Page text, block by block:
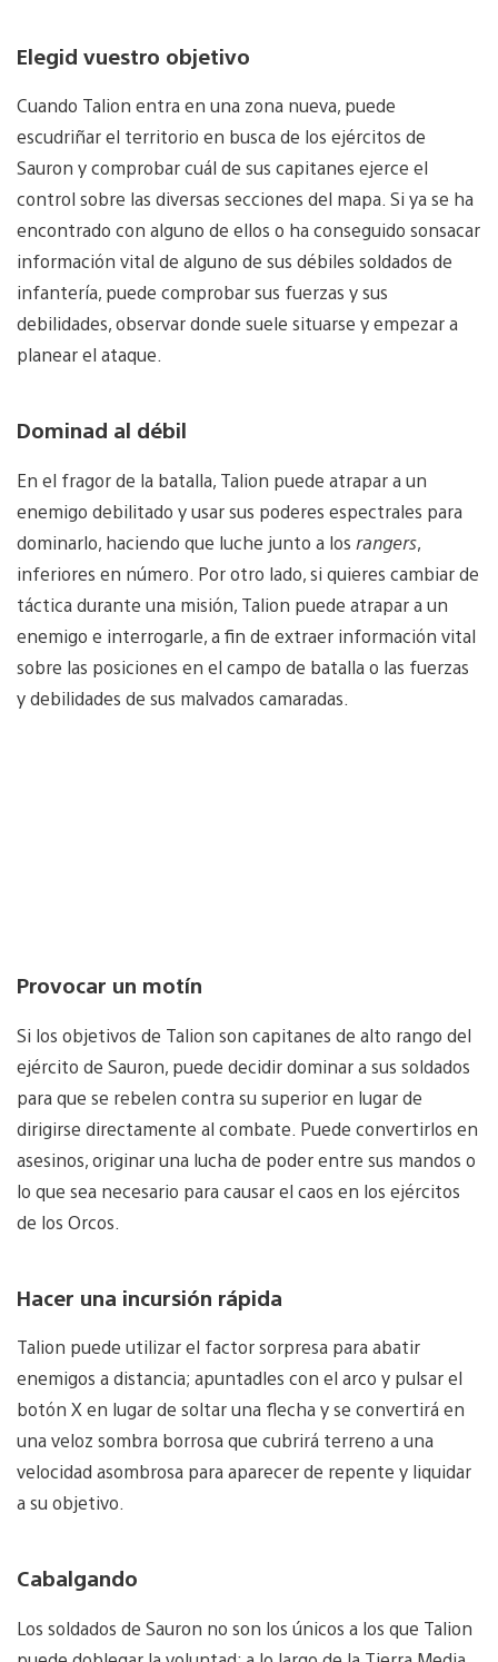
Elegid vuestro objetivo
Cuando Talion entra en una zona nueva, puede
escudriñar el territorio en busca de los ejércitos de
Sauron y comprobar cuál de sus capitanes ejerce el
control sobre las diversas secciones del mapa. Si ya se ha
encontrado con alguno de ellos o ha conseguido sonsacar
información vital de alguno de sus débiles soldados de
infantería, puede comprobar sus fuerzas y sus
debilidades, observar donde suele situarse y empezar a
planear el ataque.
Dominad al débil
En el fragor de la batalla, Talion puede atrapar a un
enemigo debilitado y usar sus poderes espectrales para
dominarlo, haciendo que luche junto a los rangers,
inferiores en número. Por otro lado, si quieres cambiar de
táctica durante una misión, Talion puede atrapar a un
enemigo e interrogarle, a fin de extraer información vital
sobre las posiciones en el campo de batalla o las fuerzas
y debilidades de sus malvados camaradas.
Provocar un motín
Si los objetivos de Talion son capitanes de alto rango del
ejército de Sauron, puede decidir dominar a sus soldados
para que se rebelen contra su superior en lugar de
dirigirse directamente al combate. Puede convertirlos en
asesinos, originar una lucha de poder entre sus mandos o
lo que sea necesario para causar el caos en los ejércitos
de los Orcos.
Hacer una incursión rápida
Talion puede utilizar el factor sorpresa para abatir
enemigos a distancia; apuntadles con el arco y pulsar el
botón X en lugar de soltar una flecha y se convertirá en
una veloz sombra borrosa que cubrirá terreno a una
velocidad asombrosa para aparecer de repente y liquidar
a su objetivo.
Cabalgando
Los soldados de Sauron no son los únicos a los que Talion